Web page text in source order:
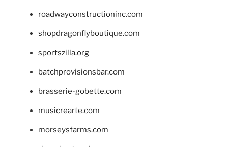
roadwayconstructioninc.com
shopdragonflyboutique.com
sportszilla.org
batchprovisionsbar.com
brasserie-gobette.com
musicrearte.com
morseysfarms.com